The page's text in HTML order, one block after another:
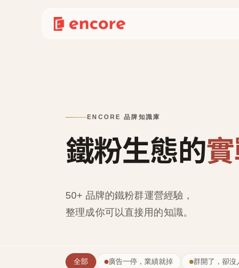
ENCORE 品牌知識庫
鐵粉生態的
50+ 品牌的鐵粉群運營經驗，
整理成你可以直接用的知識。
全部 廣告一停，業績就掉 群開了，卻沒